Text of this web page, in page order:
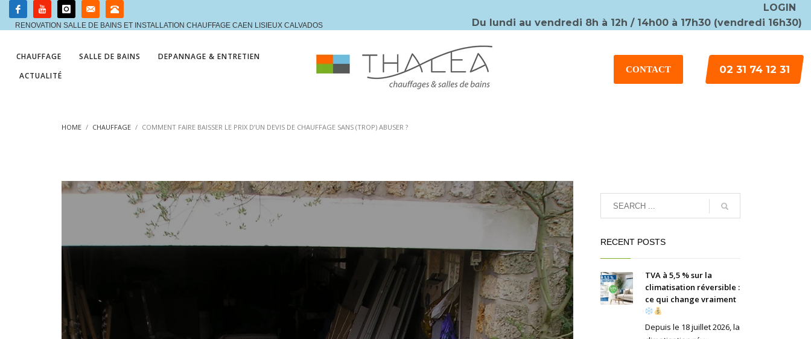
RENOVATION SALLE DE BAINS ET INSTALLATION CHAUFFAGE CAEN LISIEUX CALVADOS
LOGIN
Du lundi au vendredi 8h à 12h / 14h00 à 17h30 (vendredi 16h30)
CHAUFFAGE SALLE DE BAINS
DEPANNAGE & ENTRETIEN
ACTUALITÉ
CONTACT 02 31 74 12 31
HOME CHAUFFAGE COMMENT FAIRE BAISSER LE PRIX D’UN DEVIS DE CHAUFFAGE SANS (TROP) ABUSER ?
RECENT POSTS
TVA à 5,5 % sur la
climatisation réversible :
ce qui change vraiment
Depuis le 18 juillet 2026, la